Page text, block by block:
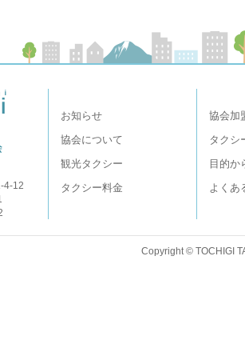
4-12
お知らせ
協会について
観光タクシー
タクシー料金
協会加
タクシ
目的か
よくあ
Copyright © TOCHIGI